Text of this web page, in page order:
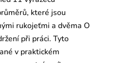
které jsou
rukojeťmi a dvěma O
při práci. Tyto
v praktickém